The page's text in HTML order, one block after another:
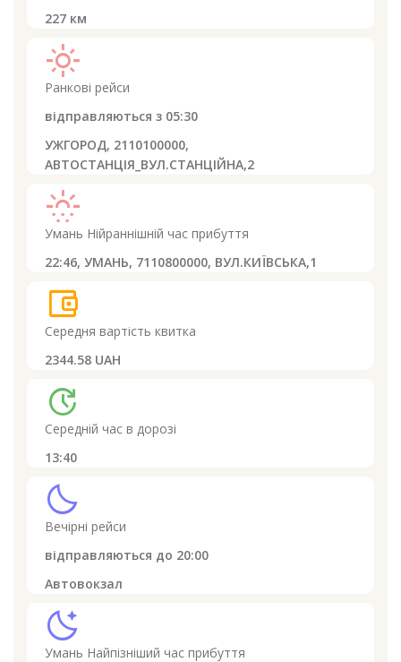
227 км
light_mode
Ранкові рейси
відправляються з 05:30
УЖГОРОД, 2110100000,
АВТОСТАНЦІЯ_ВУЛ.СТАНЦІЙНА,2
sunny_snowing
Умань Нійраннішній час прибуття
22:46, УМАНЬ, 7110800000, ВУЛ.КИЇВСЬКА,1
account_balance_wallet
Середня вартість квитка
2344.58 UAH
update
Середній час в дорозі
13:40
clear_night
Вечірні рейси
відправляються до 20:00
Автовокзал
sleep
Умань Найпізніший час прибуття